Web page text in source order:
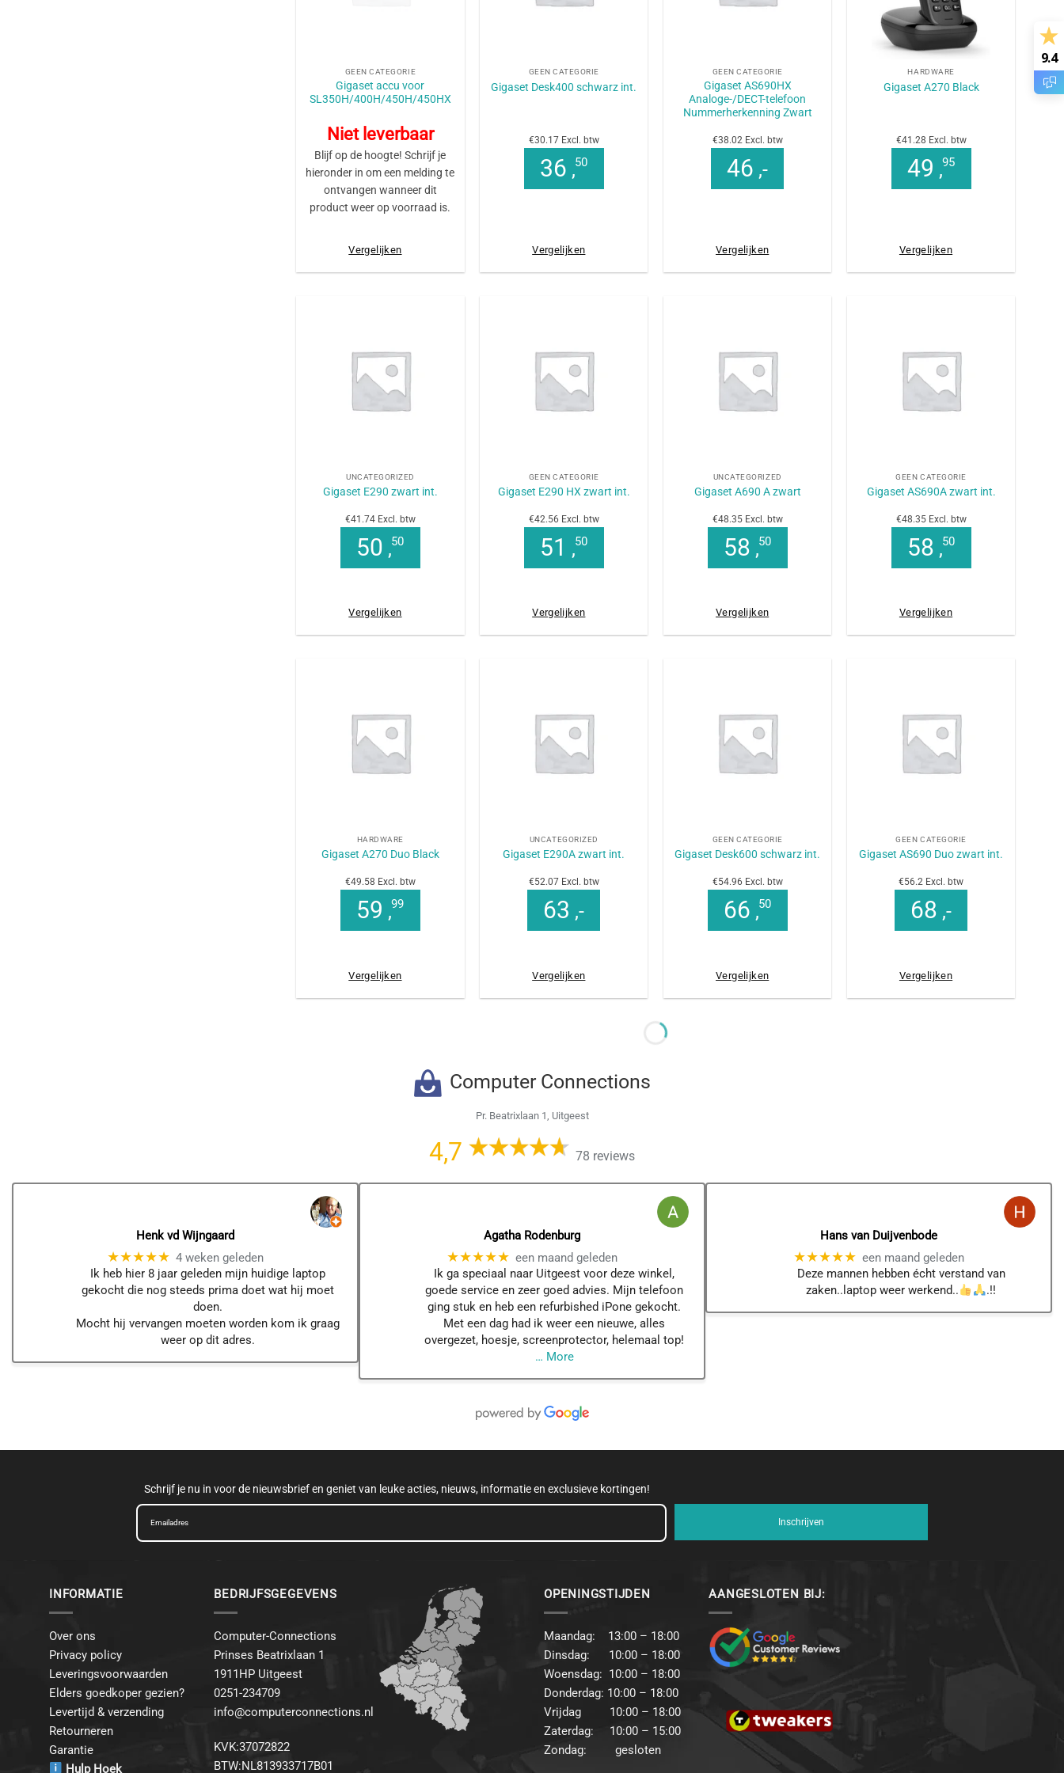
9.4
GEEN CATEGORIE
Gigaset accu voor
SL350H/400H/450H/450HX
Niet leverbaar
Blijf op de hoogte! Schrijf je
hieronder in om een melding te
ontvangen wanneer dit
product weer op voorraad is.
Vergelijken
GEEN CATEGORIE
Gigaset Desk400 schwarz int.
€30.17 Excl. btw
36 ,50
Vergelijken
GEEN CATEGORIE
Gigaset AS690HX
Analoge-/DECT-telefoon
Nummerherkenning Zwart
€38.02 Excl. btw
46 ,-
Vergelijken
HARDWARE
Gigaset A270 Black
€41.28 Excl. btw
49 ,95
Vergelijken
UNCATEGORIZED
Gigaset E290 zwart int.
€41.74 Excl. btw
50 ,50
Vergelijken
GEEN CATEGORIE
Gigaset E290 HX zwart int.
€42.56 Excl. btw
51 ,50
Vergelijken
UNCATEGORIZED
Gigaset A690 A zwart
€48.35 Excl. btw
58 ,50
Vergelijken
GEEN CATEGORIE
Gigaset AS690A zwart int.
€48.35 Excl. btw
58 ,50
Vergelijken
HARDWARE
Gigaset A270 Duo Black
€49.58 Excl. btw
59 ,99
Vergelijken
UNCATEGORIZED
Gigaset E290A zwart int.
€52.07 Excl. btw
63 ,-
Vergelijken
GEEN CATEGORIE
Gigaset Desk600 schwarz int.
€54.96 Excl. btw
66 ,50
Vergelijken
GEEN CATEGORIE
Gigaset AS690 Duo zwart int.
€56.2 Excl. btw
68 ,-
Vergelijken
Computer Connections
Pr. Beatrixlaan 1, Uitgeest
4,7 78 reviews
Henk vd Wijngaard
★★★★★ 4 weken geleden
Ik heb hier 8 jaar geleden mijn huidige laptop
gekocht die nog steeds prima doet wat hij moet
doen.
Mocht hij vervangen moeten worden kom ik graag
weer op dit adres.
Agatha Rodenburg
★★★★★ een maand geleden
Ik ga speciaal naar Uitgeest voor deze winkel,
goede service en zeer goed advies. Mijn telefoon
ging stuk en heb een refurbished iPone gekocht.
Met een dag had ik weer een nieuwe, alles
overgezet, hoesje, screenprotector, helemaal top!
… More
Hans van Duijvenbode
★★★★★ een maand geleden
Deze mannen hebben écht verstand van
zaken..laptop weer werkend..
.!!
Schrijf je nu in voor de nieuwsbrief en geniet van leuke acties, nieuws, informatie en exclusieve kortingen!
Inschrijven
INFORMATIE
Over ons
Privacy policy
Leveringsvoorwaarden
Elders goedkoper gezien?
Levertijd & verzending
Retourneren
Garantie
Hulp Hoek
BEDRIJFSGEGEVENS
Computer-Connections
Prinses Beatrixlaan 1
1911HP Uitgeest
0251-234709
info@computerconnections.nl
KVK:37072822
BTW:NL813933717B01
OPENINGSTIJDEN
Maandag: 13:00 – 18:00
Dinsdag: 10:00 – 18:00
Woensdag: 10:00 – 18:00
Donderdag: 10:00 – 18:00
Vrijdag 10:00 – 18:00
Zaterdag: 10:00 – 15:00
Zondag: gesloten
AANGESLOTEN BIJ: